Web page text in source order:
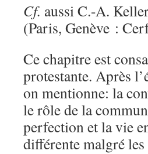
Cf. aussi C.-A.
(Paris, Genève :
Ce chapitre est
protestante. Après
on mentionne: la
le rôle de la
perfection et la vie
différente malgré les